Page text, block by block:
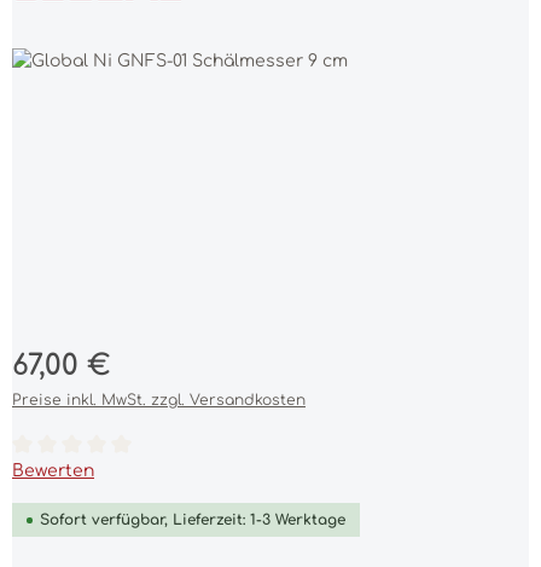
Bildergalerie überspringen
Regulärer Preis:
67,00 €
Preise inkl. MwSt. zzgl. Versandkosten
Durchschnittliche Bewertung von 0 von 5 Sternen
Bewerten
Sofort verfügbar, Lieferzeit: 1-3 Werktage